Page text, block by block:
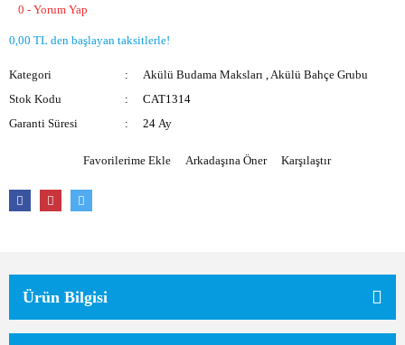
0 - Yorum Yap
0,00 TL den başlayan taksitlerle!
Kategori Akülü Budama Maksları ,Akülü Bahçe Grubu
Stok Kodu
CAT1314
Garanti Süresi
24 Ay
Arkadaşına Öner Karşılaştır
Ürün Bilgisi